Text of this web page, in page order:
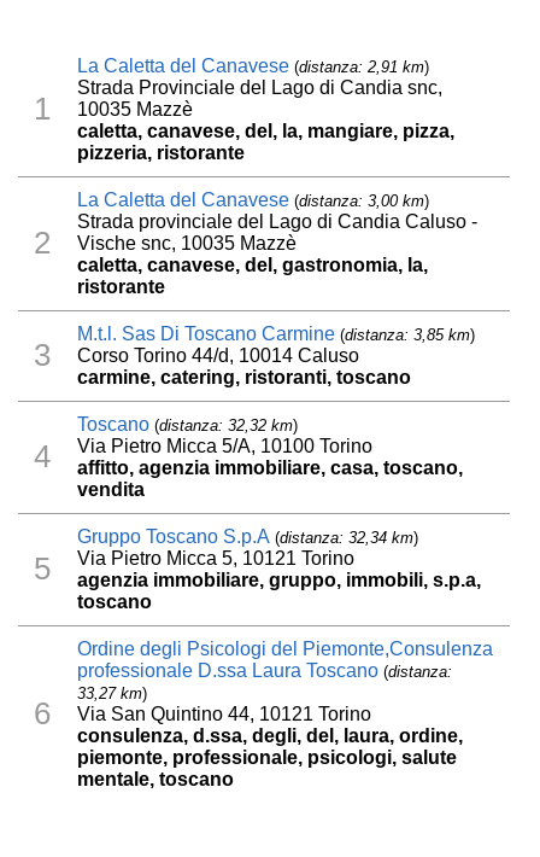
1
La Caletta del Canavese (distanza: 2,91 km)
Strada Provinciale del Lago di Candia snc,
10035 Mazzè
caletta, canavese, del, la, mangiare, pizza,
pizzeria, ristorante
2
La Caletta del Canavese (distanza: 3,00 km)
Strada provinciale del Lago di Candia Caluso -
Vische snc, 10035 Mazzè
caletta, canavese, del, gastronomia, la,
ristorante
3
M.t.l. Sas Di Toscano Carmine (distanza: 3,85 km)
Corso Torino 44/d, 10014 Caluso
carmine, catering, ristoranti, toscano
4
Toscano (distanza: 32,32 km)
Via Pietro Micca 5/A, 10100 Torino
affitto, agenzia immobiliare, casa, toscano,
vendita
5
Gruppo Toscano S.p.A (distanza: 32,34 km)
Via Pietro Micca 5, 10121 Torino
agenzia immobiliare, gruppo, immobili, s.p.a,
toscano
6
Ordine degli Psicologi del Piemonte,Consulenza
professionale D.ssa Laura Toscano (distanza:
33,27 km)
Via San Quintino 44, 10121 Torino
consulenza, d.ssa, degli, del, laura, ordine,
piemonte, professionale, psicologi, salute
mentale, toscano